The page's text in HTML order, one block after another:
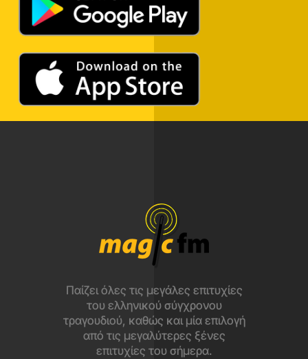
Παίζει όλες τις μεγάλες επιτυχίες
του ελληνικού σύγχρονου
τραγουδιού, καθώς και μία επιλογή
από τις μεγαλύτερες ξένες
επιτυχίες του σήμερα.